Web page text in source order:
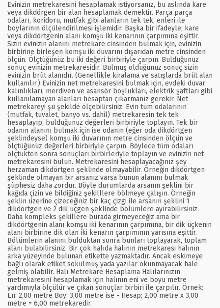
Evinizin metrekaresini hesaplamak istiyorsanız, bu aslında kare
veya dikdörgen bir alan hesaplamak demektir. Parça parça
odaları, koridoru, mutfak gibi alanların tek tek, enleri ile
boylarının ölçülendirilmesi işlemidir. Başka bir ifadeyle, kare
veya dikdörtgenin alanı komşu iki kenarının çarpımına eşittir.
Sizin evinizin alanını metrekare cinsinden bulmak için, evinizin
birbirine birleşen komşu iki duvarını dışarıdan metre cinsinden
ölçün. Ölçtüğünüz bu iki değeri birbiriyle çarpın. Bulduğunuz
sonuç evinizin metrekaresidir. Bulmuş olduğunuz sonuç sizin
evinizin brüt alanıdır. (Genellikle kiralama ve satışlarda brüt alan
kullanılır.) Evinizin net metrekaresini bulmak için, evdeki duvar
kalınlıkları, merdiven ve asansör boşlukları, elektrik şaftları gibi
kullanılamayan alanları hesaptan çıkarmanız gerekir. Net
metrekareyi şu şekilde ölçebilirsiniz: Evin tüm odalarının
(mutfak, tuvalet, banyo vs. dahil) metrekaresin tek tek
hesaplayıp, bulduğunuz değerleri birbiriyle toplayın. Tek bir
odanın alanını bulmak için ise odanın (eğer oda dikdörtgen
şeklindeyse) komşu iki duvarının metre cinsinden ölçün ve
ölçtüğünüz değerleri birbiriyle çarpın. Böylece tüm odaları
ölçtükten sonra sonuçları birbirleriyle toplayın ve evinizin net
metrekaresini bulun. Metrekaresini hesaplayacağınız şey
herzaman dikdörtgen şeklinde olmayabilir. Örneğin dikdörtgen
şeklinde olmayan bir arsanız varsa bunun alanını bulmak
şüphesiz daha zordur. Böyle durumlarda arsanın şeklini bir
kağıda çizin ve bildiğiniz şekilllere bölmeye çalışın. Örneğin
şeklin üzerine çizeceğiniz bir kaç çizgi ile arsanın şeklini 1
dikdörtgen ve 2 dik üçgen şeklinde bölümlere ayırabilirsiniz.
Daha kompleks şekillere burada girmeyeceğiz ama bir
dikdörtgenin alanı komşu iki kenarının çarpımına, bir dik üçkenin
alanı birbirine dik olan iki kenarın çarpımının yarısına eşittir.
Bölümlerin alanını bulduktan sonra bunları toplayarak, toplam
alanı bulabilirsiniz. Bir çok halıda halının metrekaresi halının
arka yüzeyinde bulunan etikette yazmaktadır. Ancak eskimeye
bağlı olarak etiket sökülmüş yada yazılar okunmayacak hale
gelmiş olabilir. Halı Metrekare Hesaplama Halılarınızın
metrekaresini hesaplamak için halının eni ve boyu metre
yardımıyla ölçülür ve çıkan sonuçlar birbiri ile çarpılır. Örnek:
En: 2,00 metre Boy: 3,00 metre ise - Hesap; 2,00 metre x 3,00
metre = 6,00 metrekaredir.